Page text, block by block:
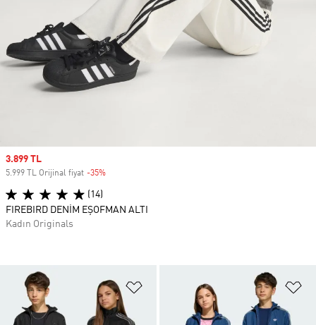
Favori Listesine Ekle
Sale price
3.899 TL
5.999 TL Orijinal fiyat -35%
(14)
FIREBIRD DENİM EŞOFMAN ALTI
Kadın Originals